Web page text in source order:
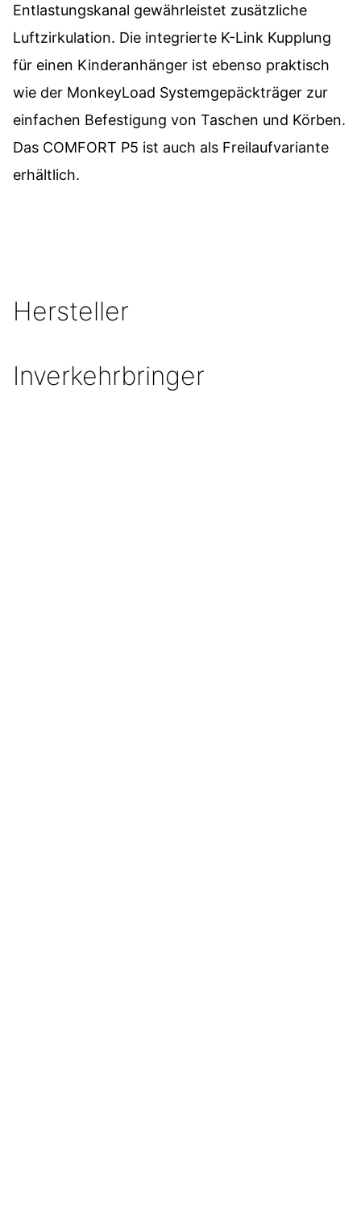
Entlastungskanal gewährleistet zusätzliche
Luftzirkulation. Die integrierte K-Link Kupplung
für einen Kinderanhänger ist ebenso praktisch
wie der MonkeyLoad Systemgepäckträger zur
einfachen Befestigung von Taschen und Körben.
Das COMFORT P5 ist auch als Freilaufvariante
erhältlich.
Hersteller
Inverkehrbringer